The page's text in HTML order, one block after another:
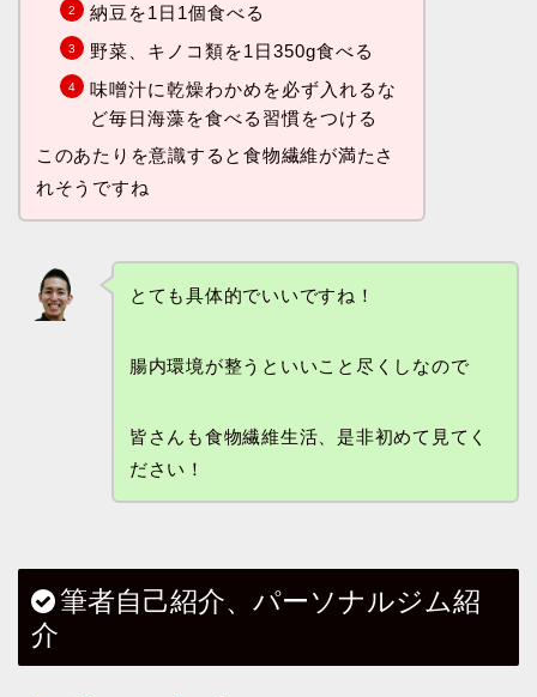
納豆を1日1個食べる
野菜、キノコ類を1日350g食べる
味噌汁に乾燥わかめを必ず入れるな
ど毎日海藻を食べる習慣をつける
このあたりを意識すると食物繊維が満たさ
れそうですね
とても具体的でいいですね！
腸内環境が整うといいこと尽くしなので
皆さんも食物繊維生活、是非初めて見てく
ださい！
筆者自己紹介、パーソナルジム紹
介